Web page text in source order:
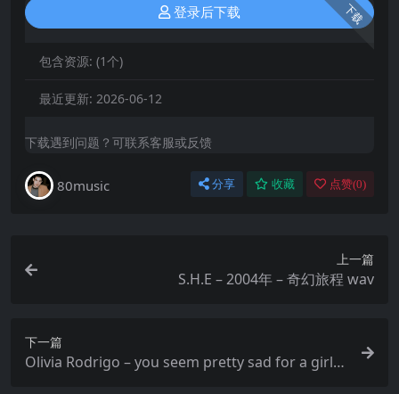
下载
登录后下载
包含资源: (1个)
最近更新: 2026-06-12
下载遇到问题？可联系客服或反馈
80music 分享 收藏 点赞(0)
上一篇
S.H.E – 2004年 – 奇幻旅程 wav
下一篇
Olivia Rodrigo – you seem pretty sad for a girl s